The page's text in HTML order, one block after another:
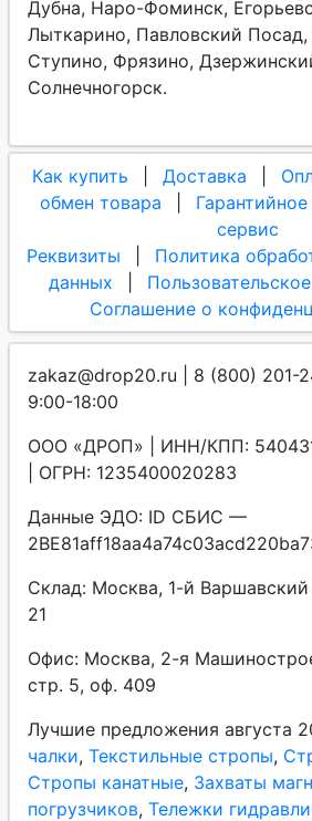
Дубна, Наро-Фоминск,
Лыткарино, Павловский
Ступино, Фрязино,
Солнечногорск.
Как купить Доставка
обмен товара
сервис
Реквизиты
Политика
данных
Соглашение о
zakaz@drop20.ru | 8 (800) 201-
9:00-18:00
ООО «ДРОП» | ИНН/КПП:
| ОГРН: 1235400020283
Данные ЭДО: ID СБИС —
Склад: Москва, 1-й Варшавский
21
Офис: Москва, 2-я
стр. 5, оф. 409
Лучшие предложения августа
чалки, Текстильные стропы,
Стропы канатные, Захваты
погрузчиков, Тележки